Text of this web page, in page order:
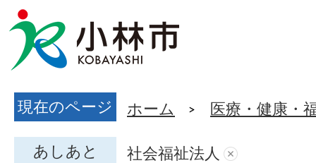
現在のページ ホーム 医療・健康・
あしあと 社会福祉法人